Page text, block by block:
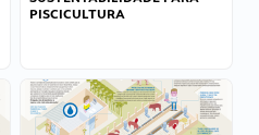
PISCICULTURA